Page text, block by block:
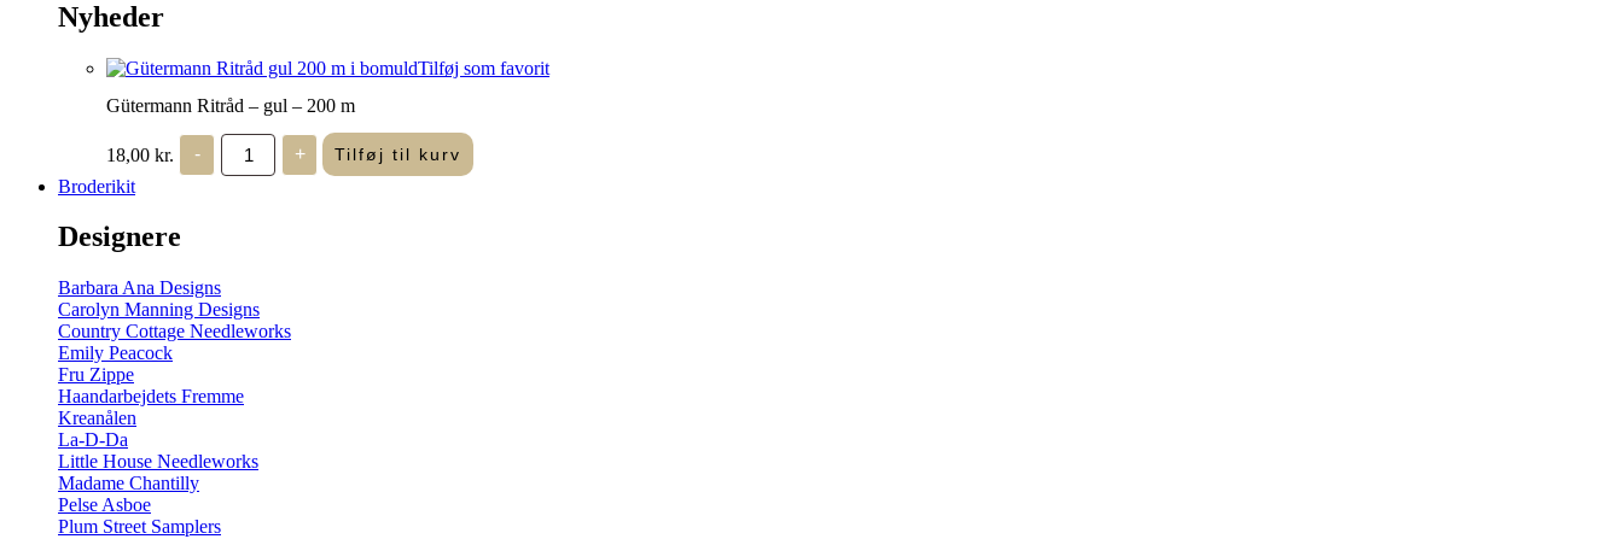
Nyheder
Tilføj som favorit
Gütermann Ritråd – gul – 200 m
18,00 kr. -
Gütermann
Ritråd
-
+ Tilføj til kurv
Broderikit
Designere
Barbara Ana Designs
Carolyn Manning Designs
Country Cottage Needleworks
Emily Peacock
Fru Zippe
Haandarbejdets Fremme
Kreanålen
La-D-Da
Little House Needleworks
Madame Chantilly
Pelse Asboe
Plum Street Samplers